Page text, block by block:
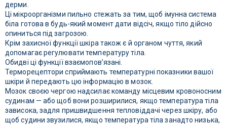
дерми.
Ці мікроорганізми пильно стежать за тим, щоб імунна система
біла готова в будь-який момент дати відсіч, якщо тіло дійсно
опиниться під загрозою.
Крім захисної функції шкіра також є й органом чуття, який
допомагає регулювати температуру тіла.
Обидві ці функції взаємопов’язані.
Терморецептори сприймають температурні показники вашої
шкіри й передають цю інформацію в мозок.
Мозок своєю чергою надсилає команду місцевим кровоносним
судинам — або щоб вони розширилися, якщо температура тіла
зависока, задля пришвидшення тепловіддачі через шкіру, або
щоб судини звузилися, якщо температура тіла занадто низька,